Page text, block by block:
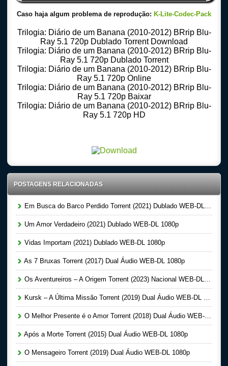
Caso haja algum problema de reprodução: K-Lite-Codec-Pack
Trilogia: Diário de um Banana (2010-2012) BRrip Blu-
Ray 5.1 720p Dublado Torrent Download
Trilogia: Diário de um Banana (2010-2012) BRrip Blu-
Ray 5.1 720p Dublado Torrent
Trilogia: Diário de um Banana (2010-2012) BRrip Blu-
Ray 5.1 720p Online
Trilogia: Diário de um Banana (2010-2012) BRrip Blu-
Ray 5.1 720p Baixar
Trilogia: Diário de um Banana (2010-2012) BRrip Blu-
Ray 5.1 720p HD
POSTAGENS RELACIONADAS
Em Busca do Barco Perdido Torrent (2021) Dublado WEB-DL 1080p
Um Amor Verdadeiro (2021) Dublado WEB-DL 1080p
Vidas Importam (2021) Dublado WEB-DL 1080p
As 7 Bruxas Torrent (2017) Dual Áudio WEB-DL 1080p
Os Aventureiros – A Origem Torrent (2023) Nacional WEB-DL 1080p
Kursk – A Última Missão Torrent (2019) Dual Áudio WEB-DL 1080p
O Melhor Presente é o Amor Torrent (2018) Dual Áudio WEB-DL 1080p
Após a Morte Torrent (2015) Dual Áudio WEB-DL 1080p
O Mensageiro Torrent (2019) Dual Áudio WEB-DL 1080p